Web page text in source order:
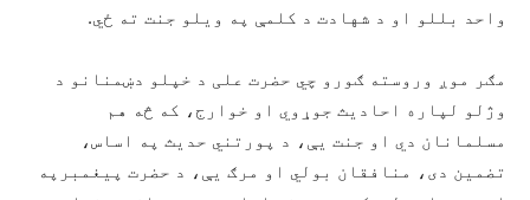
واحد بللو او د شهادت د کلمې په ویلو جنت ته ځي.
مګر موږ وروسته ګورو چي حضرت علی د خپلو دښمنانو د
وژلو لپاره احادیث جوړوي او خوارج، که څه هم
مسلمانان دي او جنت یې، د پورتني حدیث په اساس،
تضمین دی، منافقان بولي او مرګ یې، د حضرت پیغمبرپه